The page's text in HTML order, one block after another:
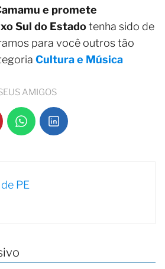
e promete
Sul do Estadotenha sido de
para você outros tão
Cultura e Música
AMIGOS
PE